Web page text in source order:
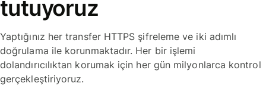
tutuyoruz
Yaptığınız her transfer HTTPS şifreleme ve iki adımlı
doğrulama ile korunmaktadır. Her bir işlemi
dolandırıcılıktan korumak için her gün milyonlarca kontrol
gerçekleştiriyoruz.